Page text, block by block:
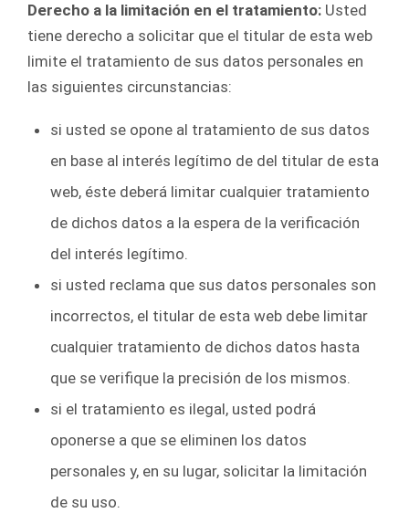
Derecho a la limitación en el tratamiento: Usted
tiene derecho a solicitar que el titular de esta web
limite el tratamiento de sus datos personales en
las siguientes circunstancias:
si usted se opone al tratamiento de sus datos
en base al interés legítimo de del titular de esta
web, éste deberá limitar cualquier tratamiento
de dichos datos a la espera de la verificación
del interés legítimo.
si usted reclama que sus datos personales son
incorrectos, el titular de esta web debe limitar
cualquier tratamiento de dichos datos hasta
que se verifique la precisión de los mismos.
si el tratamiento es ilegal, usted podrá
oponerse a que se eliminen los datos
personales y, en su lugar, solicitar la limitación
de su uso.